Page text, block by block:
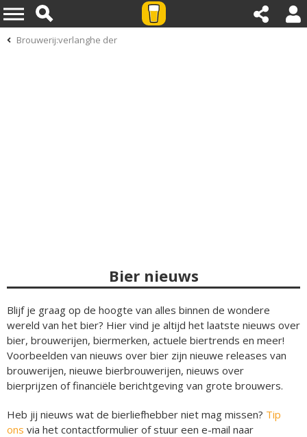
Brouwerij:verlanghe der
Bier nieuws
Blijf je graag op de hoogte van alles binnen de wondere
wereld van het bier? Hier vind je altijd het laatste nieuws over
bier, brouwerijen, biermerken, actuele biertrends en meer!
Voorbeelden van nieuws over bier zijn nieuwe releases van
brouwerijen, nieuwe bierbrouwerijen, nieuws over
bierprijzen of financiële berichtgeving van grote brouwers.
Heb jij nieuws wat de bierliefhebber niet mag missen? Tip
ons via het contactformulier of stuur een e-mail naar